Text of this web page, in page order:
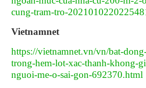
cung-tram-tro-
Vietnamnet
https://vietnamnet.vn/vn/bat-
trong-hem-lot-xac-thanh-khong-
nguoi-me-o-sai-gon-692370.html